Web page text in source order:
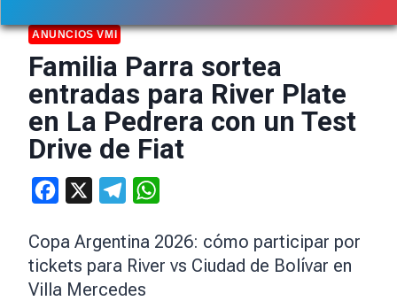
ANUNCIOS VMI
Familia Parra sortea
entradas para River Plate
en La Pedrera con un Test
Drive de Fiat
Facebook Telegram
Copa Argentina 2026: cómo participar por
tickets para River vs Ciudad de Bolívar en
Villa Mercedes